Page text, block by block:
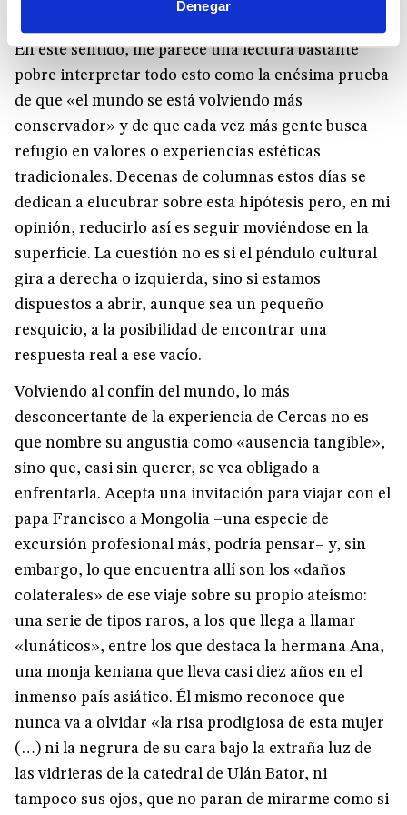
Denegar
En este sentido, me parece una lectura bastante
pobre interpretar todo esto como la enésima prueba
de que «el mundo se está volviendo más
conservador» y de que cada vez más gente busca
refugio en valores o experiencias estéticas
tradicionales. Decenas de columnas estos días se
dedican a elucubrar sobre esta hipótesis pero, en mi
opinión, reducirlo así es seguir moviéndose en la
superficie. La cuestión no es si el péndulo cultural
gira a derecha o izquierda, sino si estamos
dispuestos a abrir, aunque sea un pequeño
resquicio, a la posibilidad de encontrar una
respuesta real a ese vacío.
Volviendo al confín del mundo, lo más
desconcertante de la experiencia de Cercas no es
que nombre su angustia como «ausencia tangible»,
sino que, casi sin querer, se vea obligado a
enfrentarla. Acepta una invitación para viajar con el
papa Francisco a Mongolia –una especie de
excursión profesional más, podría pensar– y, sin
embargo, lo que encuentra allí son los «daños
colaterales» de ese viaje sobre su propio ateísmo:
una serie de tipos raros, a los que llega a llamar
«lunáticos», entre los que destaca la hermana Ana,
una monja keniana que lleva casi diez años en el
inmenso país asiático. Él mismo reconoce que
nunca va a olvidar «la risa prodigiosa de esta mujer
(…) ni la negrura de su cara bajo la extraña luz de
las vidrieras de la catedral de Ulán Bator, ni
tampoco sus ojos, que no paran de mirarme como si